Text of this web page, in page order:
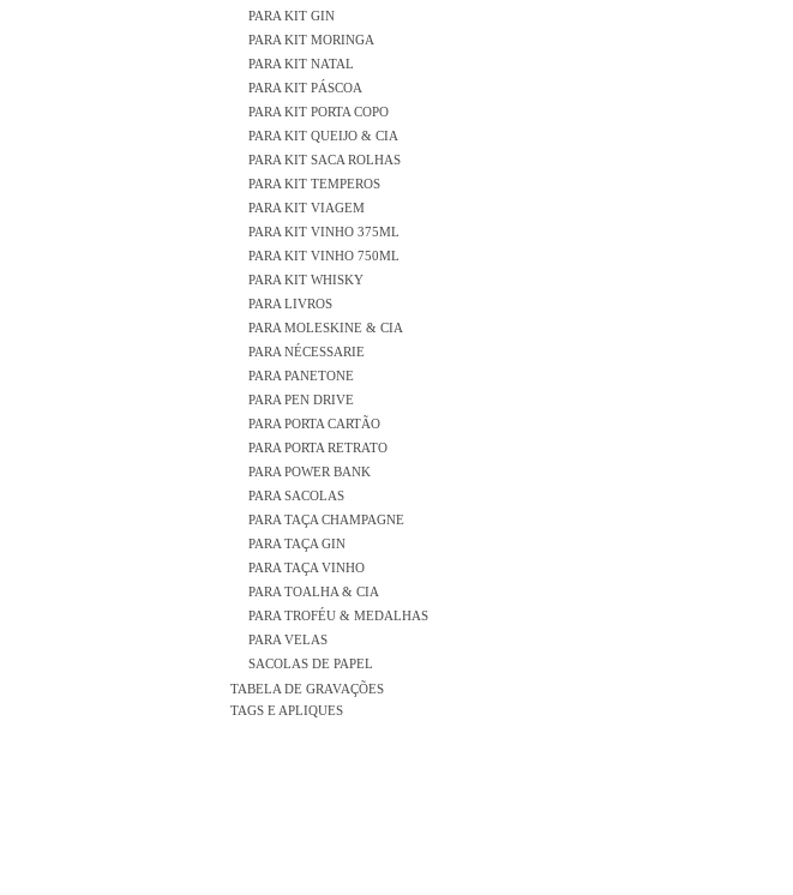
PARA KIT GIN
PARA KIT MORINGA
PARA KIT NATAL
PARA KIT PÁSCOA
PARA KIT PORTA COPO
PARA KIT QUEIJO & CIA
PARA KIT SACA ROLHAS
PARA KIT TEMPEROS
PARA KIT VIAGEM
PARA KIT VINHO 375ML
PARA KIT VINHO 750ML
PARA KIT WHISKY
PARA LIVROS
PARA MOLESKINE & CIA
PARA NÉCESSARIE
PARA PANETONE
PARA PEN DRIVE
PARA PORTA CARTÃO
PARA PORTA RETRATO
PARA POWER BANK
PARA SACOLAS
PARA TAÇA CHAMPAGNE
PARA TAÇA GIN
PARA TAÇA VINHO
PARA TOALHA & CIA
PARA TROFÉU & MEDALHAS
PARA VELAS
SACOLAS DE PAPEL
TABELA DE GRAVAÇÕES
TAGS E APLIQUES